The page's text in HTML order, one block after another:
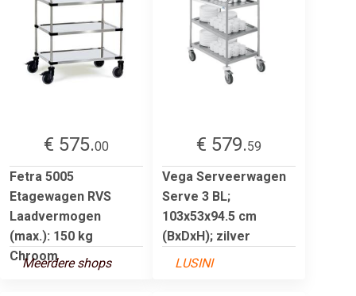
€ 575.00
Fetra 5005
Etagewagen RVS
Laadvermogen
(max.): 150 kg
Chroom
Meerdere shops
€ 579.59
Vega Serveerwagen
Serve 3 BL;
103x53x94.5 cm
(BxDxH); zilver
LUSINI